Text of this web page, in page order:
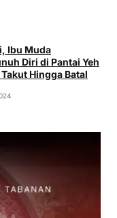
Ibu Muda
Diri di Pantai Yeh
Hingga Batal